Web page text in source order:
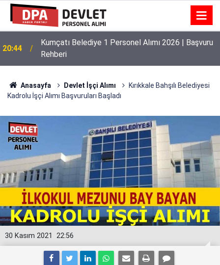
20:44
Kumçatı Belediye 1 Personel Alımı 2026 | Başvuru
Rehberi
Anasayfa Devlet İşçi Alımı
Kırıkkale Bahşılı Belediyesi
Kadrolu İşçi Alımı Başvuruları Başladı
22:56
30 Kasım 2021